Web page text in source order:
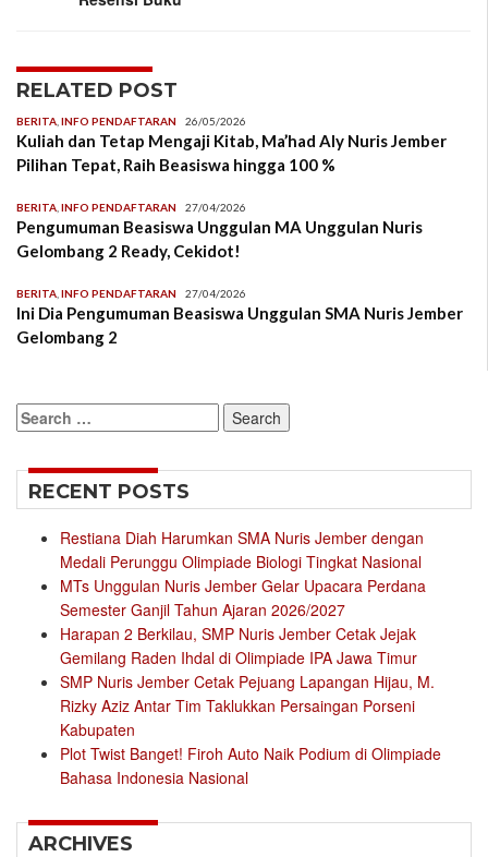
RELATED POST
BERITA INFO PENDAFTARAN 26/05/2026
Kuliah dan Tetap Mengaji Kitab, Ma’had Aly Nuris Jember
Pilihan Tepat, Raih Beasiswa hingga 100 %
BERITA INFO PENDAFTARAN 27/04/2026
Pengumuman Beasiswa Unggulan MA Unggulan Nuris
Gelombang 2 Ready, Cekidot!
BERITA INFO PENDAFTARAN 27/04/2026
Ini Dia Pengumuman Beasiswa Unggulan SMA Nuris Jember
Gelombang 2
Search
for:
RECENT POSTS
Restiana Diah Harumkan SMA Nuris Jember dengan
Medali Perunggu Olimpiade Biologi Tingkat Nasional
MTs Unggulan Nuris Jember Gelar Upacara Perdana
Semester Ganjil Tahun Ajaran 2026/2027
Harapan 2 Berkilau, SMP Nuris Jember Cetak Jejak
Gemilang Raden Ihdal di Olimpiade IPA Jawa Timur
SMP Nuris Jember Cetak Pejuang Lapangan Hijau, M.
Rizky Aziz Antar Tim Taklukkan Persaingan Porseni
Kabupaten
Plot Twist Banget! Firoh Auto Naik Podium di Olimpiade
Bahasa Indonesia Nasional
ARCHIVES